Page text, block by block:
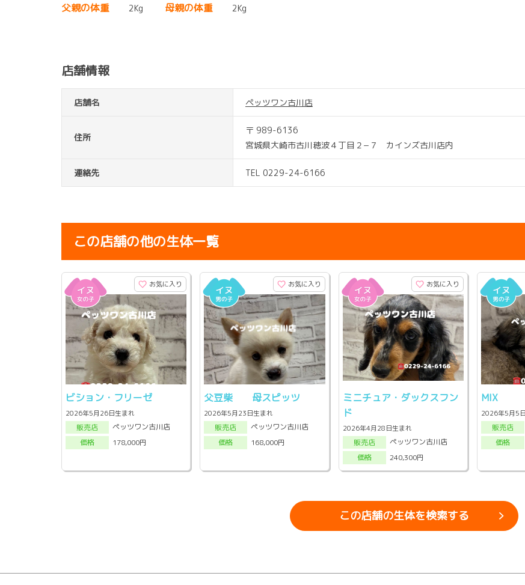
父親の体重 2Kg 母親の体重 2Kg
店舗情報
店舗名 ペッツワン古川店
住所
〒 989-6136
宮城県大崎市古川穂波４丁目２−７ カインズ古川店内
連絡先 TEL 0229-24-6166
この店舗の他の生体一覧
お気に入り
ビション・フリーゼ
2026年5月26日生まれ
販売店
ペッツワン古川店
価格
178,000円
お気に入り
父豆柴 母スピッツ
2026年5月23日生まれ
販売店
ペッツワン古川店
価格
168,000円
お気に入り
ミニチュア・ダックスフン
ド
2026年4月28日生まれ
販売店
ペッツワン古川店
価格
240,300円
MIX
2026年5月5
販売店
価格
この店舗の生体を検索する